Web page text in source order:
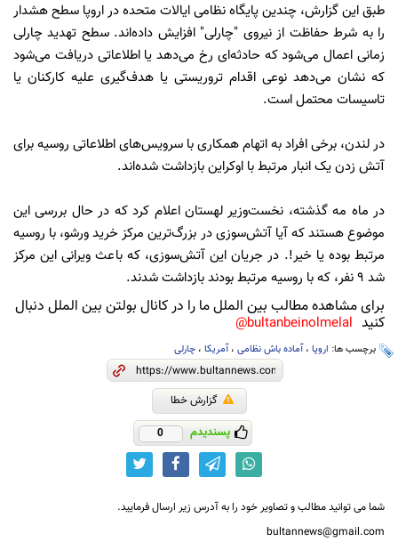
طبق این گزارش، چندین پایگاه نظامی ایالات متحده در اروپا سطح هشدار
را به شرط حفاظت از نیروی "چارلی" افزایش داده‌اند. سطح تهدید چارلی
زمانی اعمال می‌شود که حادثه‌ای رخ می‌دهد یا اطلاعاتی دریافت می‌شود
که نشان می‌دهد نوعی اقدام تروریستی یا هدف‌گیری علیه کارکنان یا
تاسیسات محتمل است.
در لندن، برخی افراد به اتهام همکاری با سرویس‌های اطلاعاتی روسیه برای
آتش زدن یک انبار مرتبط با اوکراین بازداشت شده‌اند.
در ماه مه گذشته، نخست‌وزیر لهستان اعلام کرد که در حال بررسی این
موضوع هستند که آیا آتش‌سوزی در بزرگ‌ترین مرکز خرید ورشو، با روسیه
مرتبط بوده یا خیر!. در جریان این آتش‌سوزی، که باعث ویرانی این مرکز
شد ۹ نفر، که با روسیه مرتبط بودند بازداشت شدند.
برای مشاهده مطالب بین الملل ما را در کانال بولتن بین الملل دنبال
کنید bultanbeinolmelal@
برچسب ها: اروپا ،آماده باش نظامی ،آمریکا ، چارلی
گزارش خطا
پسندیدم 0
شما می توانید مطالب و تصاویر خود را به آدرس زیر ارسال فرمایید.
bultannews@gmail.com